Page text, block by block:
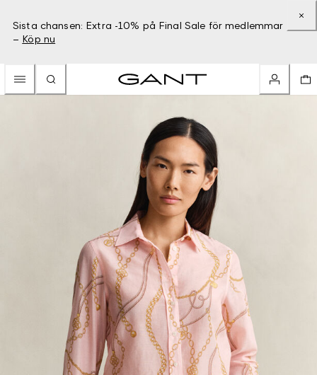
Sista chansen: Extra -10% på Final Sale för medlemmar
– Köp nu